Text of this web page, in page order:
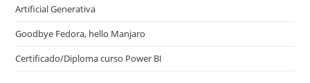
Artificial Generativa
Goodbye Fedora, hello Manjaro
Certificado/Diploma curso Power BI